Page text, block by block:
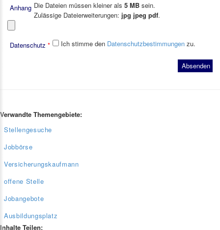
Anhang Die Dateien müssen kleiner als 5 MB sein.
Zulässige Dateierweiterungen: jpg jpeg pdf.
Datenschutz * Ich stimme den Datenschutzbestimmungen zu.
Verwandte Themengebiete:
Stellengesuche
Jobbörse
Versicherungskaufmann
offene Stelle
Jobangebote
Ausbildungsplatz
Inhalte Teilen: